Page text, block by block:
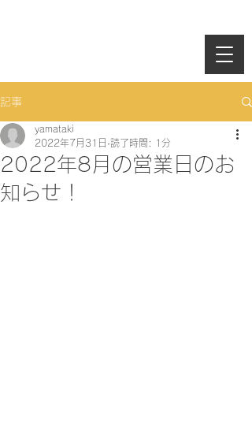
記事
2022年8月の営業日のお
知らせ！
yamataki
2022年7月31日 読了時間: 1分